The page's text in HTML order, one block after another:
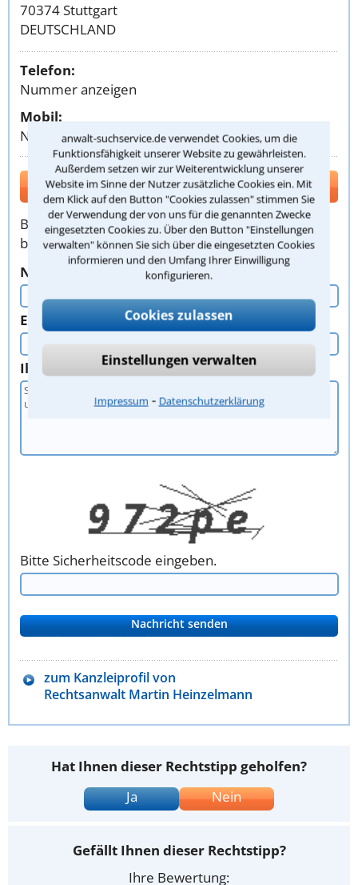
anwalt-suchservice.de verwendet Cookies, um die
Funktionsfähigkeit unserer Website zu gewährleisten.
Außerdem setzen wir zur Weiterentwicklung unserer
Website im Sinne der Nutzer zusätzliche Cookies ein. Mit
dem Klick auf den Button "Cookies zulassen" stimmen Sie
der Verwendung der von uns für die genannten Zwecke
eingesetzten Cookies zu. Über den Button "Einstellungen
verwalten" können Sie sich über die eingesetzten Cookies
informieren und den Umfang Ihrer Einwilligung
konfigurieren.
Cookies zulassen
Einstellungen verwalten
Impressum ⁃ Datenschutzerklärung
70374 Stuttgart
DEUTSCHLAND
Telefon:
Nummer anzeigen
Mobil:
Nummer anzeigen
Kontakt
Bitte verwenden Sie zur Kontaktaufnahme
bevorzugt dieses Formular. Vielen Dank!
Nachname, Vorname
E-Mail oder Telefon
Ihr Anliegen
Bitte Sicherheitscode eingeben.
zum Kanzleiprofil von
Rechtsanwalt Martin Heinzelmann
Hat Ihnen dieser Rechtstipp geholfen?
Ja
Nein
Gefällt Ihnen dieser Rechtstipp?
Ihre Bewertung: